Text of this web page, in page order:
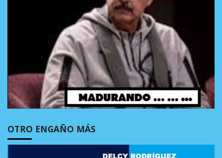
OTRO ENGAÑO MÁS